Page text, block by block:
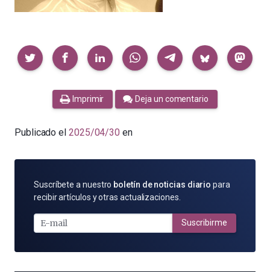
Compartir
Imprimir Deja un comentario
Publicado el 2025/04/30 en
SUSCRÍBETE
POR
MAIL
Suscríbete a nuestro boletín de noticias diario para
recibir artículos y otras actualizaciones.
Suscribirme